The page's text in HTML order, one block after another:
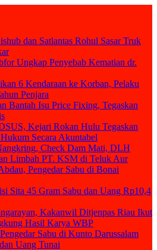
dan Satlantas Rohul Sasar Truk
Ungkap Penyebab Kematian dr.
6 Kendaraan ke Korban, Pelaku
Penjara
Bantah Isu Price Fixing, Tegaskan
Kejari Rokan Hulu Tegaskan
Secara Akuntabel
Check Dam Mati, DLH
Limbah PT. KSM di Teluk Aur
Pengedar Sabu di Bonai
Sita 45 Gram Sabu dan Uang Rp10,4
Kakanwil Ditjenpas Riau Ikut
Hasil Karya WBP
Sabu di Kunto Darussalam
Uang Tunai